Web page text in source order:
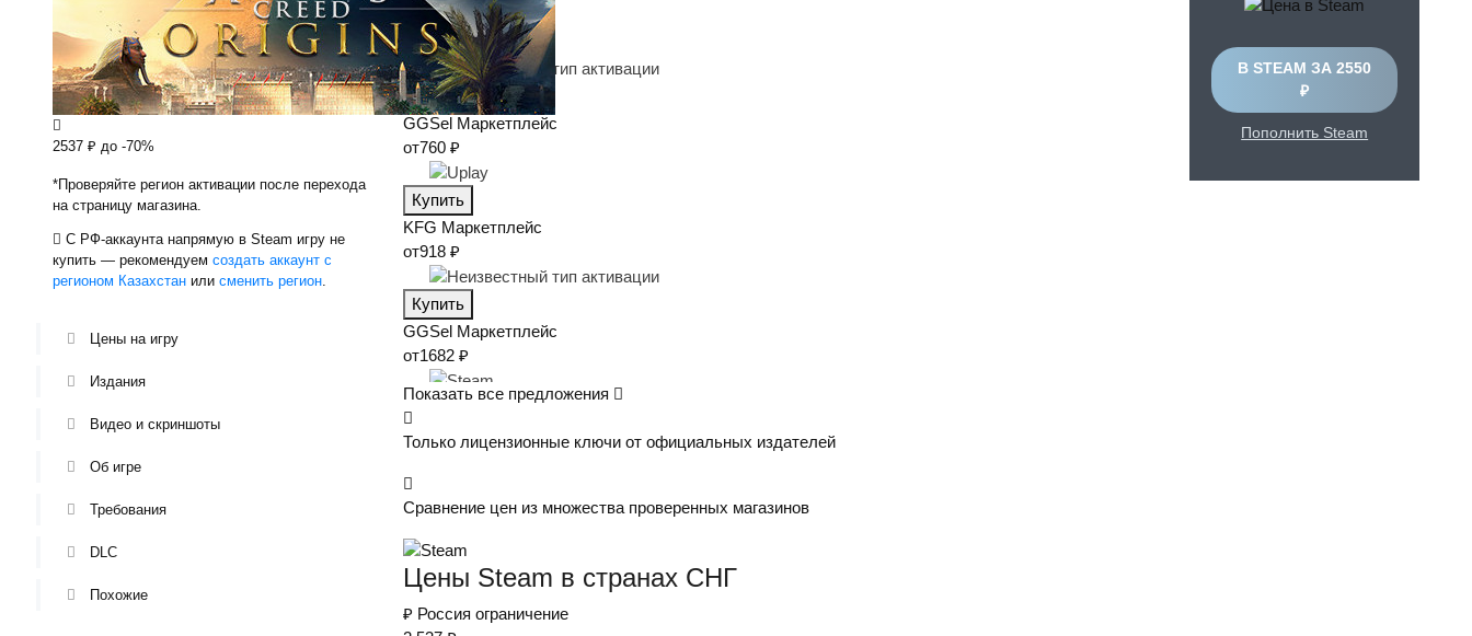
Igromagaz
749 ₽
Купить
GGSel Маркетплейс
от760 ₽
Купить
KFG Маркетплейс
от918 ₽
Купить
GGSel Маркетплейс
от1682 ₽
Купить
Steam Лаунчер Где пополнить Steam в тенге?
Купить
Rushbe (МТС)
Купить
Показать все предложения
В STEAM ЗА 2550
₽
Пополнить Steam
Только лицензионные ключи от официальных издателей
Сравнение цен из множества проверенных магазинов
Цены Steam в странах СНГ
₽ Россия ограничение
2537 ₽ до -70%
*Проверяйте регион активации после перехода
на страницу магазина.
С РФ-аккаунта напрямую в Steam игру не
купить — рекомендуем создать аккаунт с
регионом Казахстан или сменить регион.
Цены на игру
Издания
Видео и скриншоты
Об игре
Требования
DLC
Похожие